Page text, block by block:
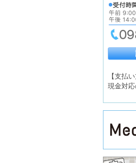
【支払い
現金対